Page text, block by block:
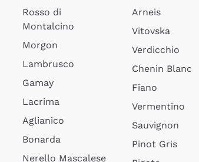
Rosso di
Montalcino
Morgon
Lambrusco
Gamay
Lacrima
Aglianico
Bonarda
Nerello Mascalese
Arneis
Vitovska
Verdicchio
Chenin Blanc
Fiano
Vermentino
Sauvignon
Pinot Gris